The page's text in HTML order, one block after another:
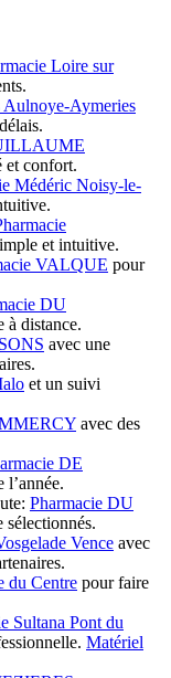
Loire sur
Aulnoye-Aymeries
et confort.
Médéric Noisy-le-
et intuitive.
VALQUE pour
DU
à distance.
avec une
et un suivi
avec des
DE
l’année.
Pharmacie DU
sélectionnés.
Vence avec
du Centre pour faire
Sultana Pont du
Matériel